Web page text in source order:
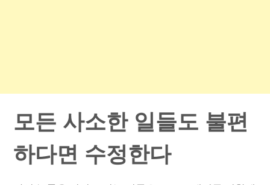
모든 사소한 일들도 불편
하다면 수정한다